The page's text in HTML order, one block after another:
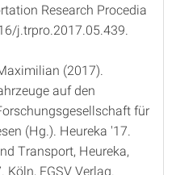
Research Procedia
j.trpro.2017.05.439.
(2017).
auf den
für
(Hg.). Heureka '17.
Transport, Heureka,
FGSV Verlag.